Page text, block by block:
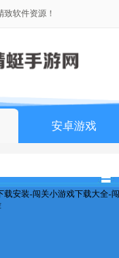
软件资源！
安卓游戏